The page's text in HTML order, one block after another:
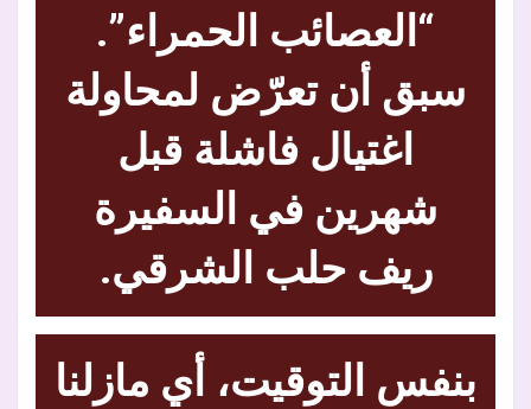
“العصائب الحمراء”.
سبق أن تعرّض لمحاولة
اغتيال فاشلة قبل
شهرين في السفيرة
ريف حلب الشرقي.
بنفس التوقيت، أي مازلنا